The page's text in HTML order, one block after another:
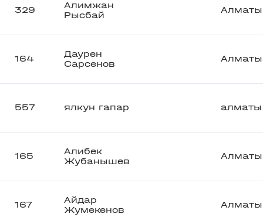
329
Алимжан
Рысбай
Алматы
164
Даурен
Сарсенов
Алматы
557 ялкун гапар алматы
165
Алибек
Жубанышев
Алматы
167
Айдар
Жумекенов
Алматы